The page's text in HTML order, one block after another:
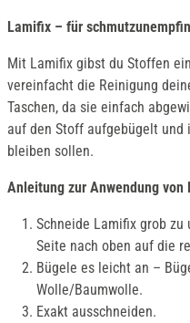
Lamifix – für
Mit Lamifix gibst du Stoffen
vereinfacht die Reinigung
Taschen, da sie einfach
auf den Stoff aufgebügelt
bleiben sollen.
Anleitung zur Anwendung von
Schneide Lamifix grob
Seite nach oben auf die
Bügele es leicht an –
Wolle/Baumwolle.
Exakt ausschneiden.